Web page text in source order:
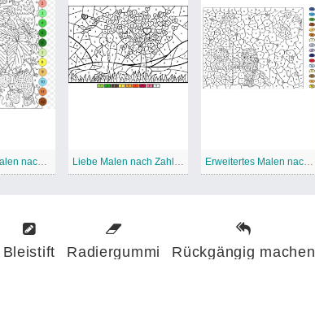
Erweitertes Malen nach Zahlen kostenlos Liebe Malen nach Zahlen Erweitertes Malen nach Zahlen kostenlos
Bleistift Radiergummi Rückgängig machen